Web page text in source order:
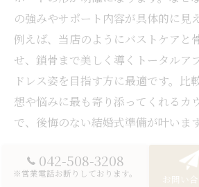
の強みやサポート内容が具体的に見
例えば、当店のようにバストケアと
せ、鎖骨まで美しく導くトータルア
ドレス姿を目指す方に最適です。比
想や悩みに最も寄り添ってくれるカ
で、後悔のない結婚式準備が叶います
042-508-3208
※営業電話お断りしております。 お問い